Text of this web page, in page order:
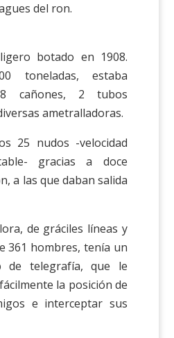
del ron.
botado en 1908.
toneladas, estaba
cañones, 2 tubos
ametralladoras.
25 nudos -velocidad
gracias a doce
a las que daban salida
de gráciles líneas y
361 hombres, tenía un
de telegrafía, que le
la posición de
e interceptar sus